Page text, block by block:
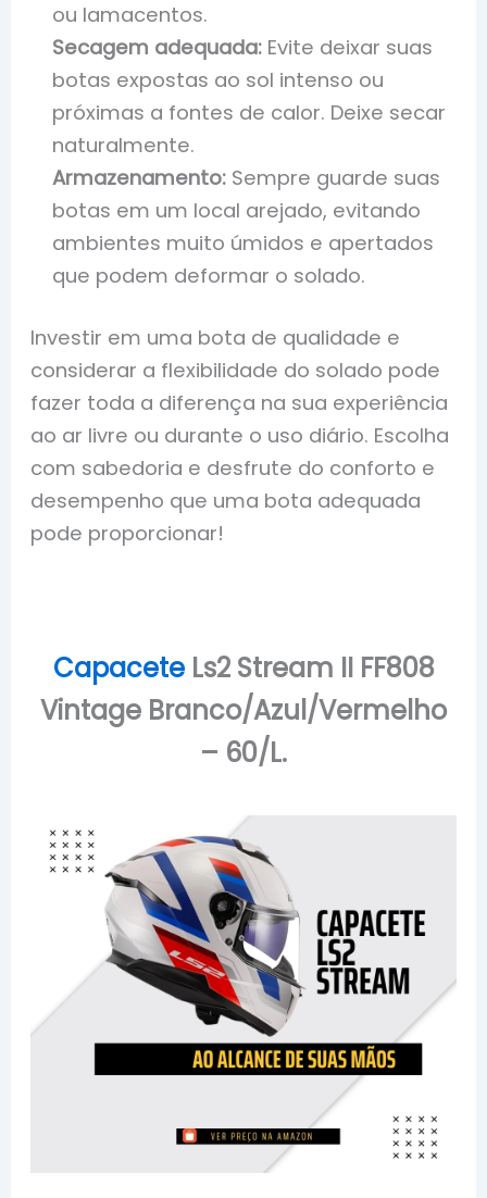
ou lamacentos.
Secagem adequada: Evite deixar suas
botas expostas ao sol intenso ou
próximas a fontes de calor. Deixe secar
naturalmente.
Armazenamento: Sempre guarde suas
botas em um local arejado, evitando
ambientes muito úmidos e apertados
que podem deformar o solado.
Investir em uma bota de qualidade e
considerar a flexibilidade do solado pode
fazer toda a diferença na sua experiência
ao ar livre ou durante o uso diário. Escolha
com sabedoria e desfrute do conforto e
desempenho que uma bota adequada
pode proporcionar!
CapaceteLs2 Stream II FF808
Vintage Branco/Azul/Vermelho
– 60/L.